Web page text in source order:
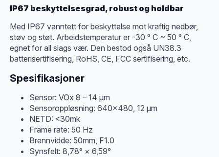
IP67 beskyttelsesgrad, robust og holdbar
Med IP67 vanntett for beskyttelse mot kraftig nedbør,
støv og støt. Arbeidstemperatur er -30 ° C ~ 50 ° C,
egnet for all slags vær. Den bestod også UN38.3
batterisertifisering, RoHS, CE, FCC sertifisering, etc.
Spesifikasjoner
Sensor: VOx 8 – 14 μm
Sensoroppløsning: 640×480, 12 μm
NETD: <30mk
Frame rate: 50 Hz
Brennvidde: 50mm, F1.0
Synsfelt: 8,78° × 6,59°